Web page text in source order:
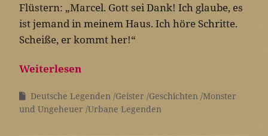
Flüstern: „Marcel. Gott sei Dank! Ich glaube, es
ist jemand in meinem Haus. Ich höre Schritte.
Scheiße, er kommt her!“
Weiterlesen
Deutsche Legenden Geister Geschichten Monster
und Ungeheuer Urbane Legenden